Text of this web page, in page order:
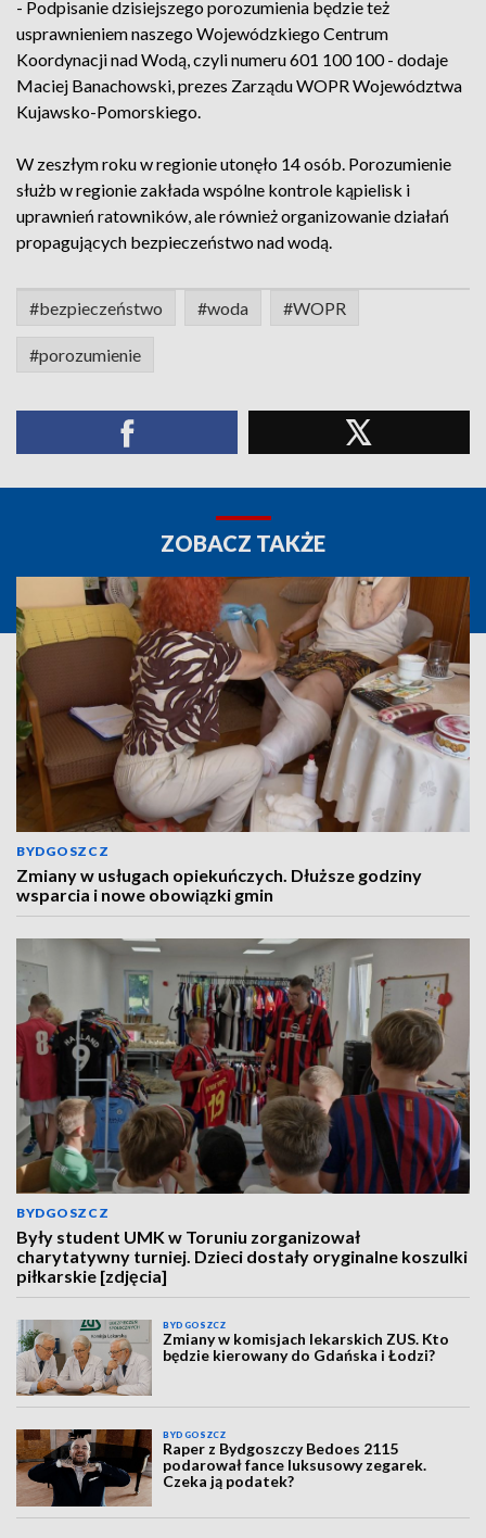
- Podpisanie dzisiejszego porozumienia będzie też
usprawnieniem naszego Wojewódzkiego Centrum
Koordynacji nad Wodą, czyli numeru 601 100 100 - dodaje
Maciej Banachowski, prezes Zarządu WOPR Województwa
Kujawsko-Pomorskiego.
W zeszłym roku w regionie utonęło 14 osób. Porozumienie
służb w regionie zakłada wspólne kontrole kąpielisk i
uprawnień ratowników, ale również organizowanie działań
propagujących bezpieczeństwo nad wodą.
#bezpieczeństwo #woda #WOPR
#porozumienie
ZOBACZ TAKŻE
BYDGOSZCZ
Zmiany w usługach opiekuńczych. Dłuższe godziny
wsparcia i nowe obowiązki gmin
BYDGOSZCZ
Były student UMK w Toruniu zorganizował
charytatywny turniej. Dzieci dostały oryginalne koszulki
piłkarskie [zdjęcia]
BYDGOSZCZ
Zmiany w komisjach lekarskich ZUS. Kto
będzie kierowany do Gdańska i Łodzi?
BYDGOSZCZ
Raper z Bydgoszczy Bedoes 2115
podarował fance luksusowy zegarek.
Czeka ją podatek?